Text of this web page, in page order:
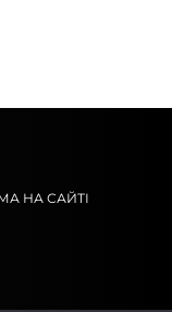
НА САЙТІ